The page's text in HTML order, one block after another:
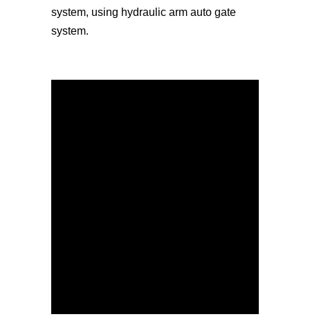
system, using hydraulic arm auto gate
system.